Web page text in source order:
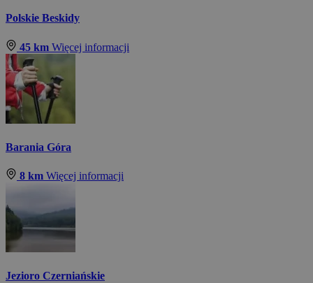
Polskie Beskidy
45 km Więcej informacji
Barania Góra
8 km Więcej informacji
Jezioro Czerniańskie